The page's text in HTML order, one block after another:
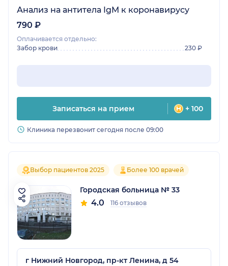
Анализ на антитела IgM к коронавирусу
790 ₽
Оплачивается отдельно:
Забор крови
230 ₽
Записаться на прием + 100
Клиника перезвонит сегодня после 09:00
Выбор пациентов 2025 Более 100 врачей
Городская больница № 33
4.0 116 отзывов
г Нижний Новгород, пр-кт Ленина, д 54